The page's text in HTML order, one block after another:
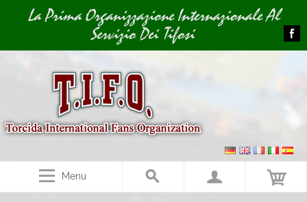
Image 02
Image 03La Prima Organizzazione Internazionale Al
Servizio Dei Tifosi
Menu